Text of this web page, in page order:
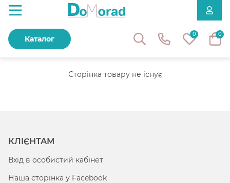
0 0
Каталог
Сторінка товару не існує
КЛІЄНТАМ
Вхід в особистий кабінет
Наша сторінка у Facebook